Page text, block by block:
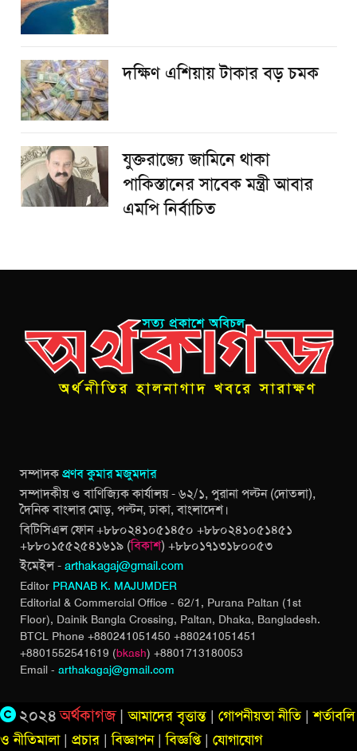
দক্ষিণ এশিয়ায় টাকার বড় চমক
যুক্তরাজ্যে জামিনে থাকা
পাকিস্তানের সাবেক মন্ত্রী আবার
এমপি নির্বাচিত
সম্পাদকপ্রণব কুমার মজুমদার
সম্পাদকীয় ও বাণিজ্যিক কার্যালয় - ৬২/১, পুরানা পল্টন (দোতলা),
দৈনিক বাংলার মোড়, পল্টন, ঢাকা, বাংলাদেশ।
বিটিসিএল ফোন +৮৮০২৪১০৫১৪৫০ +৮৮০২৪১০৫১৪৫১
+৮৮০১৫৫২৫৪১৬১৯ (বিকাশ) +৮৮০১৭১৩১৮০০৫৩
ইমেইল - arthakagaj@gmail.com
Editor PRANAB K. MAJUMDER
Editorial & Commercial Office - 62/1, Purana Paltan (1st
Floor), Dainik Bangla Crossing, Paltan, Dhaka, Bangladesh.
BTCL Phone +880241051450 +880241051451
+8801552541619 (bkash) +8801713180053
Email - arthakagaj@gmail.com
২০২৪অর্থকাগজ|আমাদের বৃত্তান্ত| গোপনীয়তা নীতি|শর্তাবলি
ও নীতিমালা| প্রচার |বিজ্ঞাপন|বিজ্ঞপ্তি| যোগাযোগ